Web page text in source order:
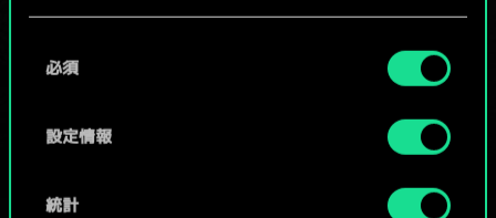
詳細は、下記の「設定」メニューでご確認ください。
必須
設定情報
統計